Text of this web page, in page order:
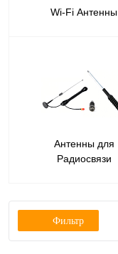
Wi-Fi Антенны
Антенны для
Радиосвязи
Фильтр